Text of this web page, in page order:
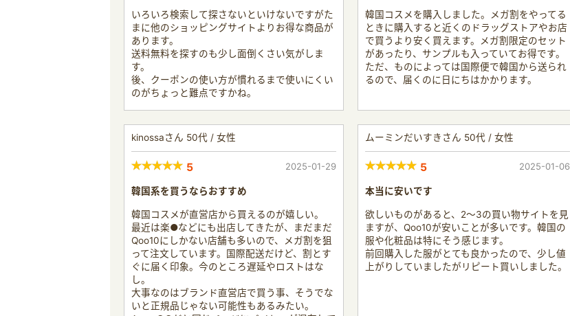
いろいろ検索して探さないといけないですがた
まに他のショッピングサイトよりお得な商品が
あります。
送料無料を探すのも少し面倒くさい気がしま
す。
後、クーポンの使い方が慣れるまで使いにくい
のがちょっと難点ですかね。
韓国コスメを購入しました。メガ割をやってる
ときに購入すると近くのドラッグストアやお店
で買うより安く買えます。メガ割限定のセット
があったり、サンプルも入っていてお得です。
ただ、ものによっては国際便で韓国から送られ
るので、届くのに日にちはかかります。
kinossaさん 50代 / 女性
5 2025-01-29
韓国系を買うならおすすめ
韓国コスメが直営店から買えるのが嬉しい。
最近は楽●などにも出店してきたが、まだまだ
Qoo10にしかない店舗も多いので、メガ割を狙
って注文しています。国際配送だけど、割とす
ぐに届く印象。今のところ遅延やロストはな
し。
大事なのはブランド直営店で買う事、そうでな
いと正規品じゃない可能性もあるみたい。
ムーミンだいすきさん 50代 / 女性
5 2025-01-06
本当に安いです
欲しいものがあると、2～3の買い物サイトを見
ますが、Qoo10が安いことが多いです。韓国の
服や化粧品は特にそう感じます。
前回購入した服がとても良かったので、少し値
上がりしていましたがリピート買いしました。